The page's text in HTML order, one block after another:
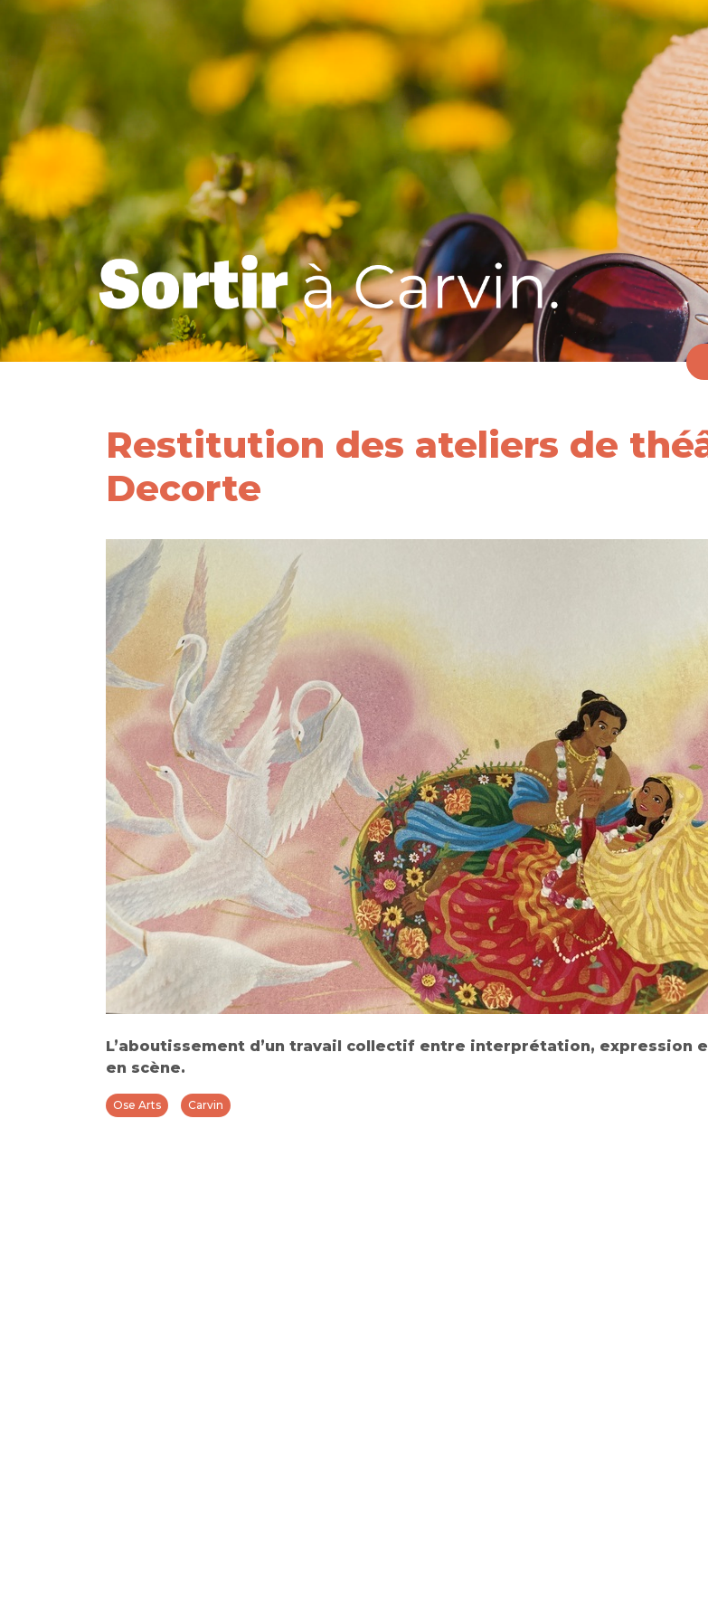
Restitution des ateliers de
Decorte
L’aboutissement d’un travail collectif entre interprétation, expression
en scène.
Ose Arts Carvin